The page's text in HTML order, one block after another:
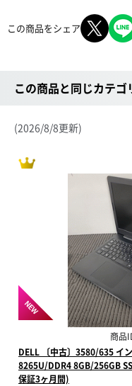
この商品をシェア
この商品と同じカテ
(2026/8/8更新)
NEW
商品
DELL 〔中古〕3580/635 イ
8265U/DDR4 8GB/256GB
保証3ヶ月間)